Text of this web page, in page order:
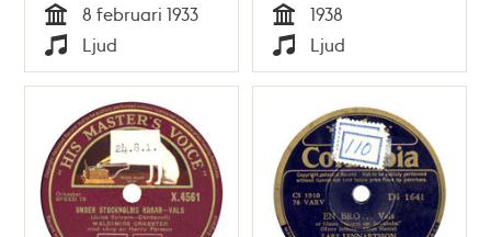
Tid
8 februari 1933
Typ
Ljud Tid
1938
Typ
Ljud